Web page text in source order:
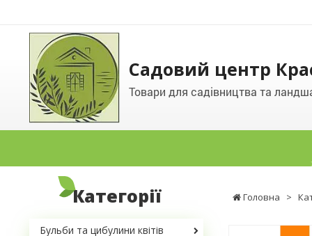
Садовий центр
Товари для садівництва та
Головна >
Категорії
Бульби та цибулини квітів